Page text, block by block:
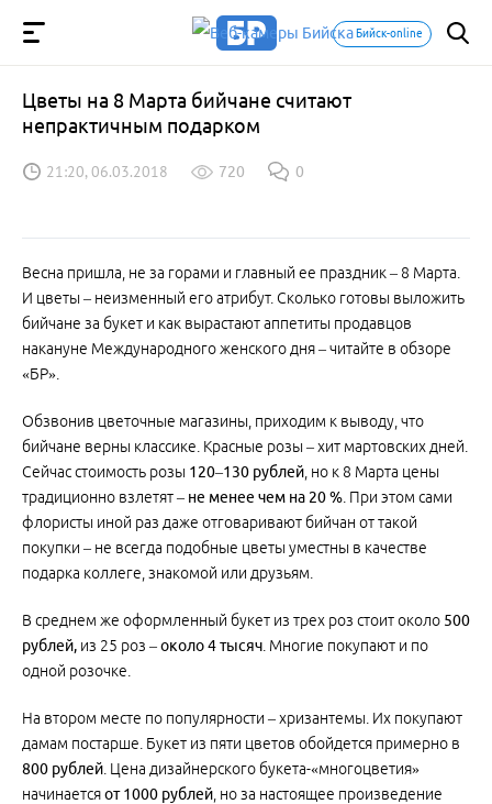
Бийск-online
Цветы на 8 Марта бийчане считают
непрактичным подарком
21:20, 06.03.2018 720 0
Весна пришла, не за горами и главный ее праздник – 8 Марта.
И цветы – неизменный его атрибут. Сколько готовы выложить
бийчане за букет и как вырастают аппетиты продавцов
накануне Международного женского дня – читайте в обзоре
«БР».
Обзвонив цветочные магазины, приходим к выводу, что
бийчане верны классике. Красные розы – хит мартовских дней.
Сейчас стоимость розы 120–130 рублей , но к 8 Марта цены
традиционно взлетят – не менее чем на 20 % . При этом сами
флористы иной раз даже отговаривают бийчан от такой
покупки – не всегда подобные цветы уместны в качестве
подарка коллеге, знакомой или друзьям.
В среднем же оформленный букет из трех роз стоит около 500
рублей, из 25 роз –около 4 тысяч . Многие покупают и по
одной розочке.
На втором месте по популярности – хризантемы. Их покупают
дамам постарше. Букет из пяти цветов обойдется примерно в
800 рублей . Цена дизайнерского букета-«многоцветия»
начинаетсяот 1000 рублей , но за настоящее произведение